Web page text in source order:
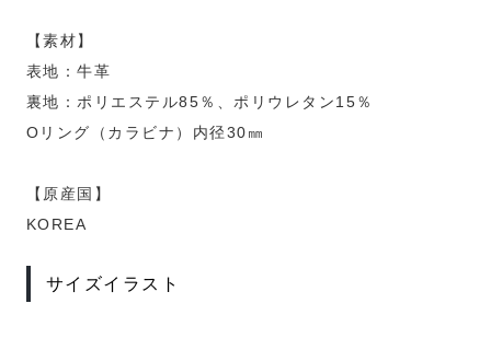
【素材】
表地：牛革
裏地：ポリエステル85％、ポリウレタン15％
Oリング（カラビナ）内径30㎜
【原産国】
KOREA
サイズイラスト